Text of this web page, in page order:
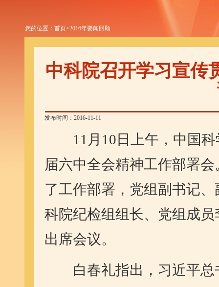
您的位置： 首页>2016年要闻回顾
中科院召开学习宣传
发布时间：2016-11-11
11月10日上午，中国科
届六中全会精神工作部署
了工作部署，党组副书记
科院纪检组组长、党组成
出席会议。
白春礼指出，习近平总